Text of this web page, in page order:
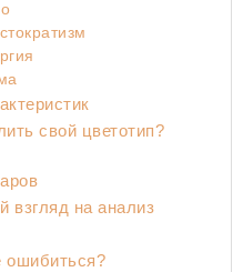
свой цветотип?
взгляд на анализ
ошибиться?